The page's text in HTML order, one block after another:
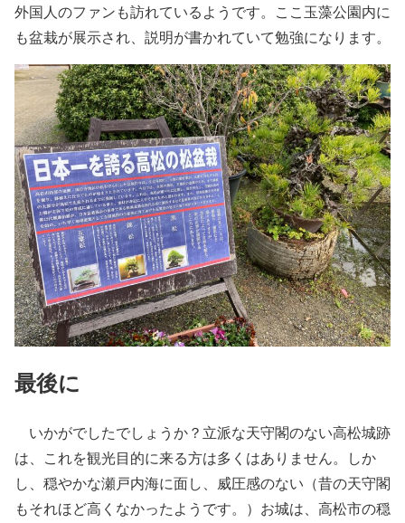
外国人のファンも訪れているようです。ここ玉藻公園内に
も盆栽が展示され、説明が書かれていて勉強になります。
最後に
いかがでしたでしょうか？立派な天守閣のない高松城跡
は、これを観光目的に来る方は多くはありません。しか
し、穏やかな瀬戸内海に面し、威圧感のない（昔の天守閣
もそれほど高くなかったようです。）お城は、高松市の穏